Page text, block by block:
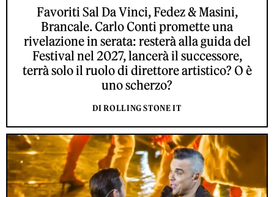
Favoriti Sal Da Vinci, Fedez & Masini,
Brancale. Carlo Conti promette una
rivelazione in serata: resterà alla guida del
Festival nel 2027, lancerà il successore,
terrà solo il ruolo di direttore artistico? O è
uno scherzo?
DI ROLLING STONE IT